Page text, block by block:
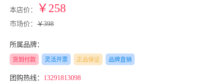
本店价： ￥258
市场价： ￥398
所属品牌：
货到付款 灵活开票 正品保证 品牌直销
团购热线： 13291813098